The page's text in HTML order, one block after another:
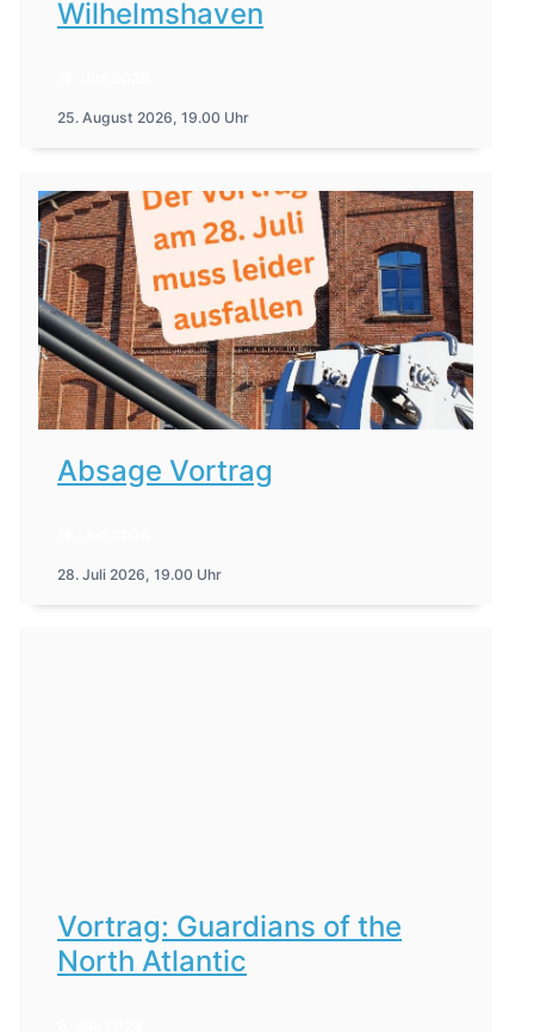
Wilhelmshaven
25. August 2026, 19.00 Uhr
Absage Vortrag
28. Juli 2026, 19.00 Uhr
Vortrag: Guardians of the
North Atlantic